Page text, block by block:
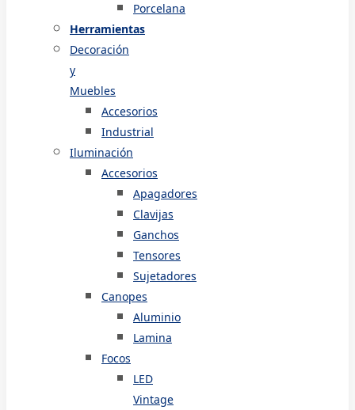
Porcelana
Herramientas
Decoración
y
Muebles
Accesorios
Industrial
Iluminación
Accesorios
Apagadores
Clavijas
Ganchos
Tensores
Sujetadores
Canopes
Aluminio
Lamina
Focos
LED
Vintage